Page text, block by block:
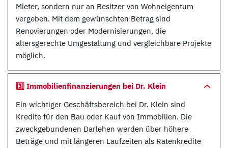
Mieter, sondern nur an Besitzer von Wohneigentum
vergeben. Mit dem gewünschten Betrag sind
Renovierungen oder Modernisierungen, die
altersgerechte Umgestaltung und vergleichbare Projekte
möglich.
3️⃣ Immobilienfinanzierungen bei Dr. Klein
Ein wichtiger Geschäftsbereich bei Dr. Klein sind
Kredite für den Bau oder Kauf von Immobilien. Die
zweckgebundenen Darlehen werden über höhere
Beträge und mit längeren Laufzeiten als Ratenkredite